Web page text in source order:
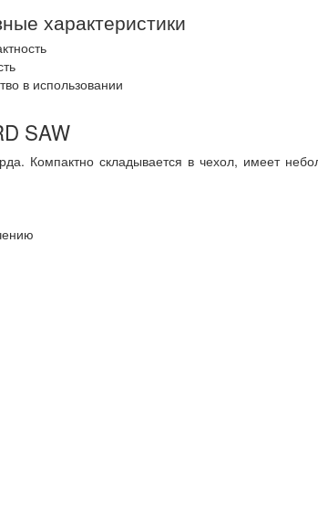
характеристики
в использовании
SAW
Компактно складывается в чехол, имеет